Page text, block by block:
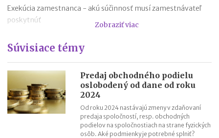
Exekúcia zamestnanca - akú súčinnosť musí zamestnávateľ
poskytnúť
Európe
Konflikt ochrannej známky a cudzej internetovej domény
Registrácia ochrannej známky
Povinnosti zamestnávateľa pri výpovedi
Kedy zamestnávateľ nemôže dať zamestnancovi výpoveď
Zobraziť viac
Súvisiace témy
Predaj obchodného podielu
oslobodený od dane od roku
2024
Od roku 2024 nastávajú zmeny v zdaňovaní
predaja spoločností, resp. obchodných
podielov na spoločnostiach na strane fyzických
osôb. Aké podmienky je potrebné splniť?